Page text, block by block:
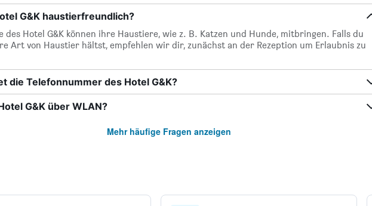
G&K haustierfreundlich?
des Hotel G&K können ihre Haustiere, wie z. B. Katzen und Hunde, mitbringen. Falls du
Art von Haustier hältst, empfehlen wir dir, zunächst an der Rezeption um Erlaubnis zu
die Telefonnummer des Hotel G&K?
G&K über WLAN?
Mehr häufige Fragen anzeigen